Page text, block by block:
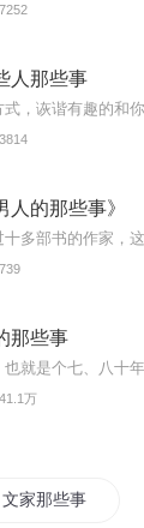
7252
人那些事
3814
人的那些事》
739
那些事
41.1万
文家那些事儿